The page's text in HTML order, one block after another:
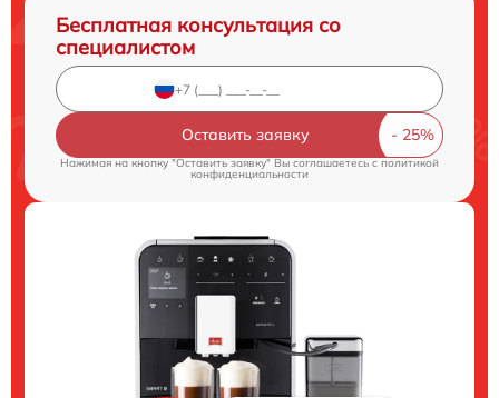
Бесплатная консультация со
специалистом
Оставить заявку
Нажимая на кнопку "Оставить заявку" Вы соглашаетесь cполитикой
конфиденциальности